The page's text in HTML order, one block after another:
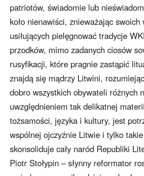
patriotów, świadomie lub
koło nienawiści, znieważając swoich
usiłujących pielęgnować tradycje
przodków, mimo zadanych ciosów
rusyfikacji, które pragnie zastąpić
znajdą się mądrzy Litwini,
dobro wszystkich obywateli różnych
uwzględnieniem tak delikatnej
tożsamości, języka i kultury, jest
wspólnej ojczyźnie Litwie i tylko
skonsoliduje cały naród Republiki
Piotr Stołypin – słynny reformator